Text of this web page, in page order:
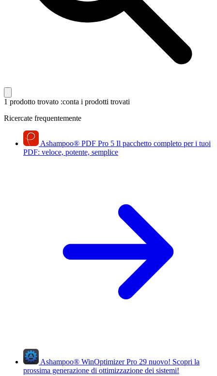
1 prodotto trovato :conta i prodotti trovati
Ricercate frequentemente
Ashampoo® PDF Pro 5 Il pacchetto completo per i tuoi
PDF: veloce, potente, semplice
Ashampoo® WinOptimizer Pro 29 nuovo! Scopri la
prossima generazione di ottimizzazione dei sistemi!